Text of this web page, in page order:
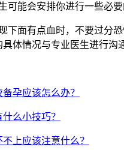
能会安排你进行一些必要
面有点血时，不要过分恐
体情况与专业医生进行沟
孕应该怎么办？
么小技巧？
上应该注意什么？